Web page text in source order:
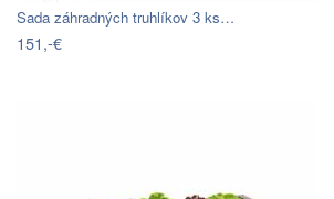
Sada záhradných truhlíkov 3 ks…
151,-€